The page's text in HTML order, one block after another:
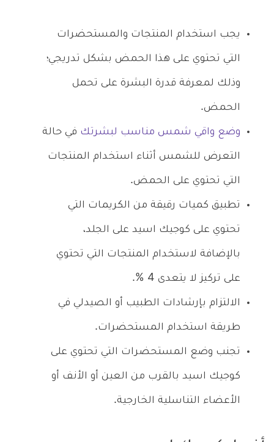
يجب استخدام المنتجات والمستحضرات
التي تحتوي على هذا الحمض بشكل تدريجي؛
وذلك لمعرفة قدرة البشرة على تحمل
الحمض.
وضع واقي شمس مناسب لبشرتك في حالة
التعرض للشمس أثناء استخدام المنتجات
التي تحتوي على الحمض.
تطبيق كميات رقيقة من الكريمات التي
تحتوي على كوجيك اسيد على الجلد،
بالإضافة لاستخدام المنتجات التي تحتوي
على تركيز لا يتعدى 4 %.
الالتزام بإرشادات الطبيب أو الصيدلي في
طريقة استخدام المستحضرات.
تجنب وضع المستحضرات التي تحتوي على
كوجيك اسيد بالقرب من العين أو الأنف أو
الأعضاء التناسلية الخارجية.